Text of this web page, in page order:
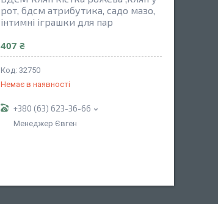
рот, бдсм атрибутика, садо мазо,
інтимні іграшки для пар
407 ₴
32750
Немає в наявності
+380 (63) 623-36-66
Менеджер Євген